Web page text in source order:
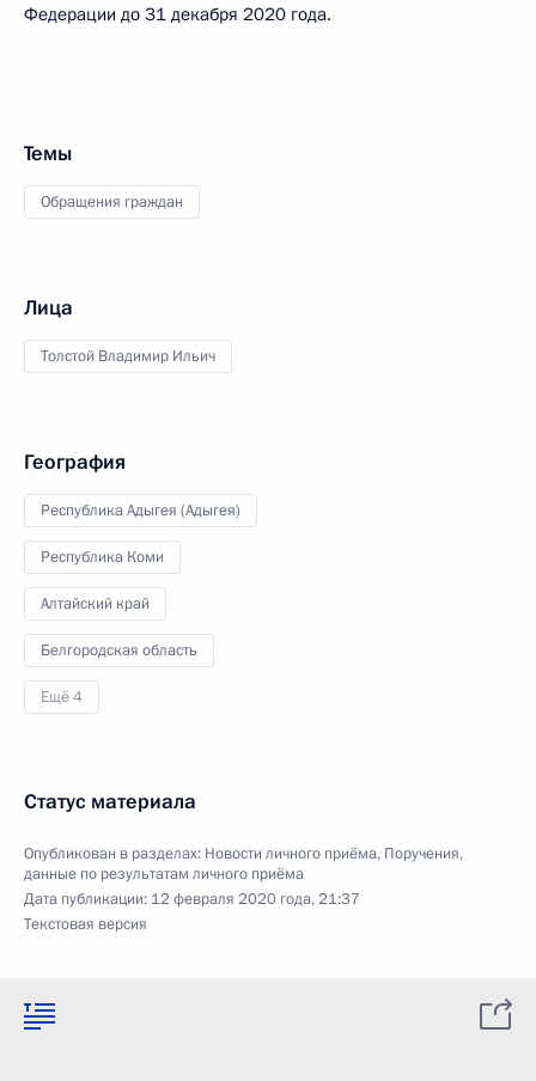
Федерации до 31 декабря 2020 года.
Темы
Обращения граждан
Лица
Толстой Владимир Ильич
География
Республика Адыгея (Адыгея)
Республика Коми
Алтайский край
Белгородская область
Ещё 4
Статус материала
Опубликован в разделах: Новости личного приёма, Поручения,
данные по результатам личного приёма
Дата публикации: 12 февраля 2020 года, 21:37
Текстовая версия